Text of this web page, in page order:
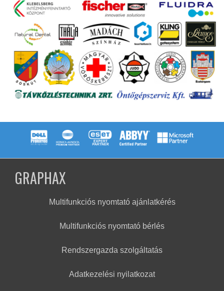
GRAPHAX
Multifunkciós nyomtató ajánlatkérés
Multifunkciós nyomtató bérlés
Rendszergazda szolgáltatás
Adatkezelési nyilatkozat